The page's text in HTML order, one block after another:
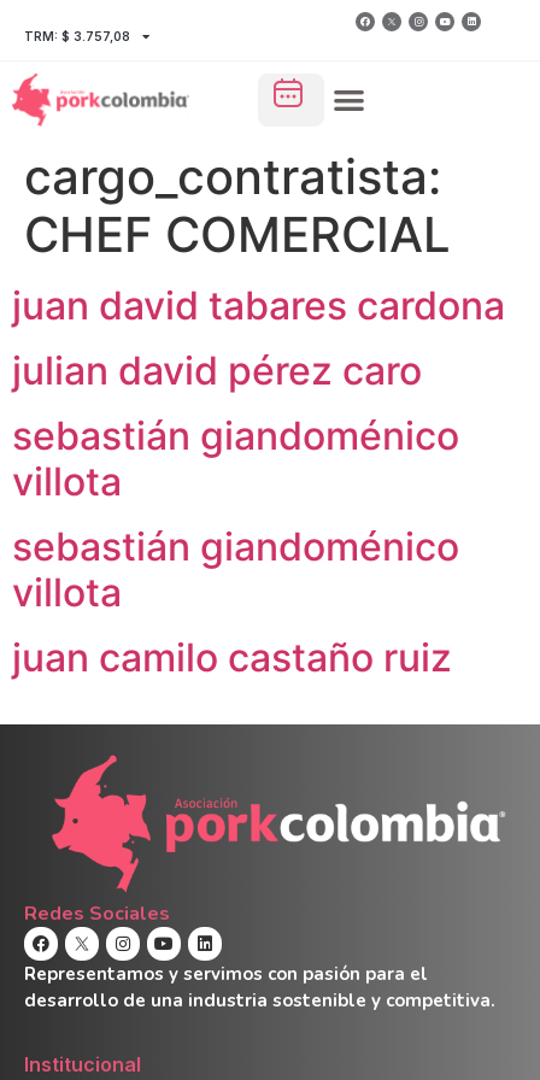
TRM: $ 3.757,08
cargo_contratista:
CHEF COMERCIAL
juan david tabares cardona
julian david pérez caro
sebastián giandoménico
villota
sebastián giandoménico
villota
juan camilo castaño ruiz
Redes Sociales
Representamos y servimos con pasión para el
desarrollo de una industria sostenible y competitiva.
Institucional